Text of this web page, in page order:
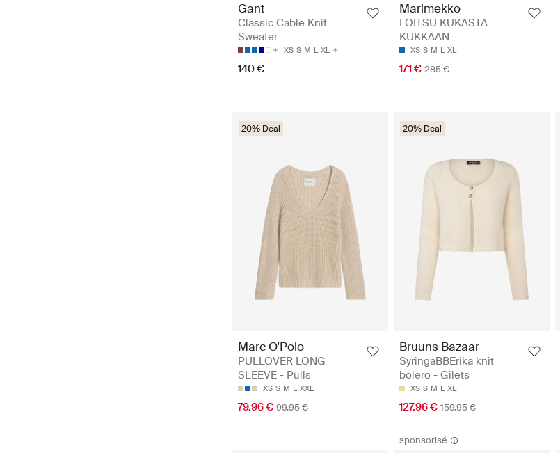
Gant
Classic Cable Knit
Sweater
XS S M L XL
140 €
Marimekko
LOITSU KUKASTA
KUKKAAN
XS S M L XL
171 € 285 €
20% Deal
Marc O'Polo
PULLOVER LONG
SLEEVE - Pulls
XS S M L XXL
79.96 € 99.95 €
20% Deal
Bruuns Bazaar
SyringaBBErika knit
bolero - Gilets
XS S M L XL
127.96 € 159.95 €
sponsorisé